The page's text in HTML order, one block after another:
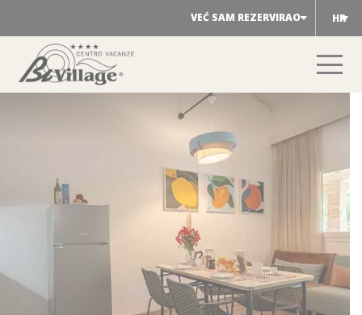
na
sadržaj
VEĆ SAM REZERVIRAO HR